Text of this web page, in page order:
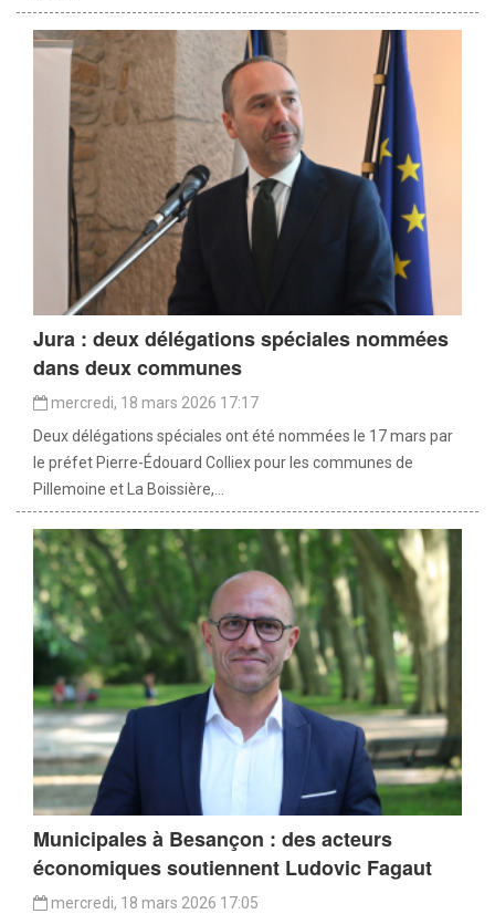
Jura : deux délégations spéciales nommées
dans deux communes
mercredi, 18 mars 2026 17:17
Deux délégations spéciales ont été nommées le 17 mars par
le préfet Pierre-Édouard Colliex pour les communes de
Pillemoine et La Boissière,...
Municipales à Besançon : des acteurs
économiques soutiennent Ludovic Fagaut
mercredi, 18 mars 2026 17:05